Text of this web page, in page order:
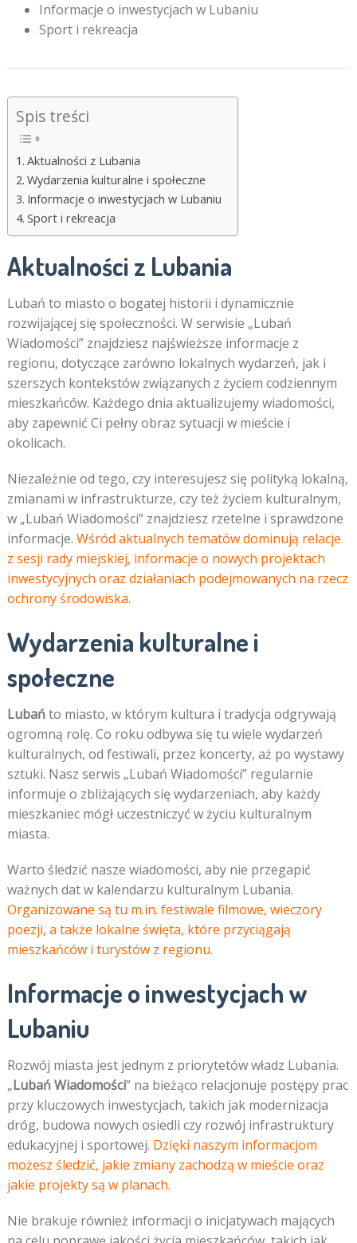
Informacje o inwestycjach w Lubaniu
Sport i rekreacja
Spis treści
Aktualności z Lubania
Wydarzenia kulturalne i społeczne
Informacje o inwestycjach w Lubaniu
Sport i rekreacja
Aktualności z Lubania
Lubań to miasto o bogatej historii i dynamicznie
rozwijającej się społeczności. W serwisie „Lubań
Wiadomości” znajdziesz najświeższe informacje z
regionu, dotyczące zarówno lokalnych wydarzeń, jak i
szerszych kontekstów związanych z życiem codziennym
mieszkańców. Każdego dnia aktualizujemy wiadomości,
aby zapewnić Ci pełny obraz sytuacji w mieście i
okolicach.
Niezależnie od tego, czy interesujesz się polityką lokalną,
zmianami w infrastrukturze, czy też życiem kulturalnym,
w „Lubań Wiadomości” znajdziesz rzetelne i sprawdzone
informacje. Wśród aktualnych tematów dominują relacje
z sesji rady miejskiej, informacje o nowych projektach
inwestycyjnych oraz działaniach podejmowanych na rzecz
ochrony środowiska.
Wydarzenia kulturalne i
społeczne
Lubańto miasto, w którym kultura i tradycja odgrywają
ogromną rolę. Co roku odbywa się tu wiele wydarzeń
kulturalnych, od festiwali, przez koncerty, aż po wystawy
sztuki. Nasz serwis „Lubań Wiadomości” regularnie
informuje o zbliżających się wydarzeniach, aby każdy
mieszkaniec mógł uczestniczyć w życiu kulturalnym
miasta.
Warto śledzić nasze wiadomości, aby nie przegapić
ważnych dat w kalendarzu kulturalnym Lubania.
Organizowane są tu m.in. festiwale filmowe, wieczory
poezji, a także lokalne święta, które przyciągają
mieszkańców i turystów z regionu.
Informacje o inwestycjach w
Lubaniu
Rozwój miasta jest jednym z priorytetów władz Lubania.
„Lubań Wiadomości” na bieżąco relacjonuje postępy prac
przy kluczowych inwestycjach, takich jak modernizacja
dróg, budowa nowych osiedli czy rozwój infrastruktury
edukacyjnej i sportowej. Dzięki naszym informacjom
możesz śledzić, jakie zmiany zachodzą w mieście oraz
jakie projekty są w planach.
Nie brakuje również informacji o inicjatywach mających